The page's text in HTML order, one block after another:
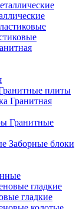
плиты
Гранитная
Гранитные
Заборные блоки
гладкие